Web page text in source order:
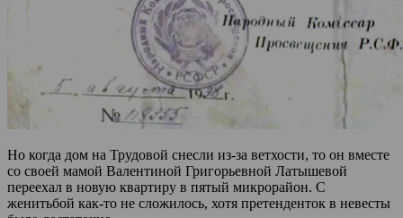
Но когда дом на Трудовой снесли из-за ветхости, то он вместе
со своей мамой Валентиной Григорьевной Латышевой
переехал в новую квартиру в пятый микрорайон. С
женитьбой как-то не сложилось, хотя претенденток в невесты